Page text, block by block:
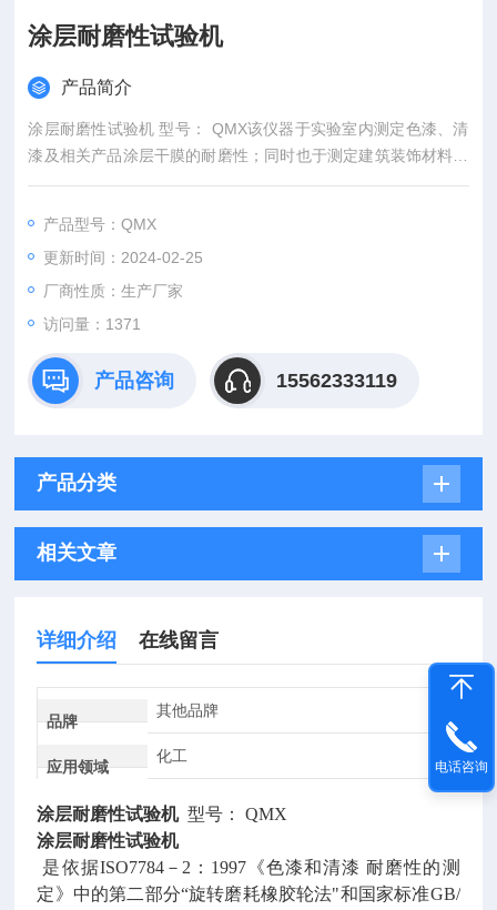
涂层耐磨性试验机
产品简介
涂层耐磨性试验机 型号： QMX该仪器于实验室内测定色漆、清
漆及相关产品涂层干膜的耐磨性；同时也于测定建筑装饰材料，
如装饰板材、木材、大理石材等表面的耐磨性。
产品型号：QMX
更新时间：2024-02-25
厂商性质：生产厂家
访问量：1371
产品咨询 15562333119
产品分类
相关文章
详细介绍 在线留言
品牌
其他品牌
应用领域
化工
涂层耐磨性试验机型号： QMX
涂层耐磨性试验机
是依据ISO7784－2：1997《色漆和清漆 耐磨性的测
定》中的第二部分“旋转磨耗橡胶轮法"和国家标准GB/
电话咨询